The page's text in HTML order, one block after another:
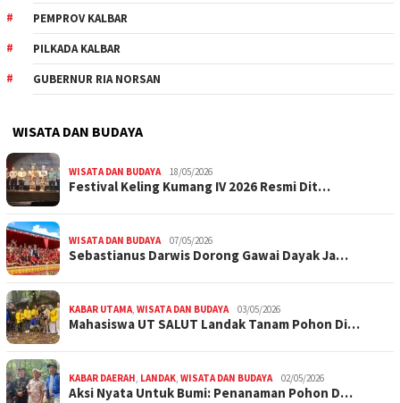
PEMPROV KALBAR
PILKADA KALBAR
GUBERNUR RIA NORSAN
WISATA DAN BUDAYA
WISATA DAN BUDAYA 18/05/2026
Festival Keling Kumang IV 2026 Resmi Dit…
WISATA DAN BUDAYA 07/05/2026
Sebastianus Darwis Dorong Gawai Dayak Ja…
KABAR UTAMA, WISATA DAN BUDAYA 03/05/2026
Mahasiswa UT SALUT Landak Tanam Pohon Di…
KABAR DAERAH, LANDAK, WISATA DAN BUDAYA 02/05/2026
Aksi Nyata Untuk Bumi: Penanaman Pohon D…